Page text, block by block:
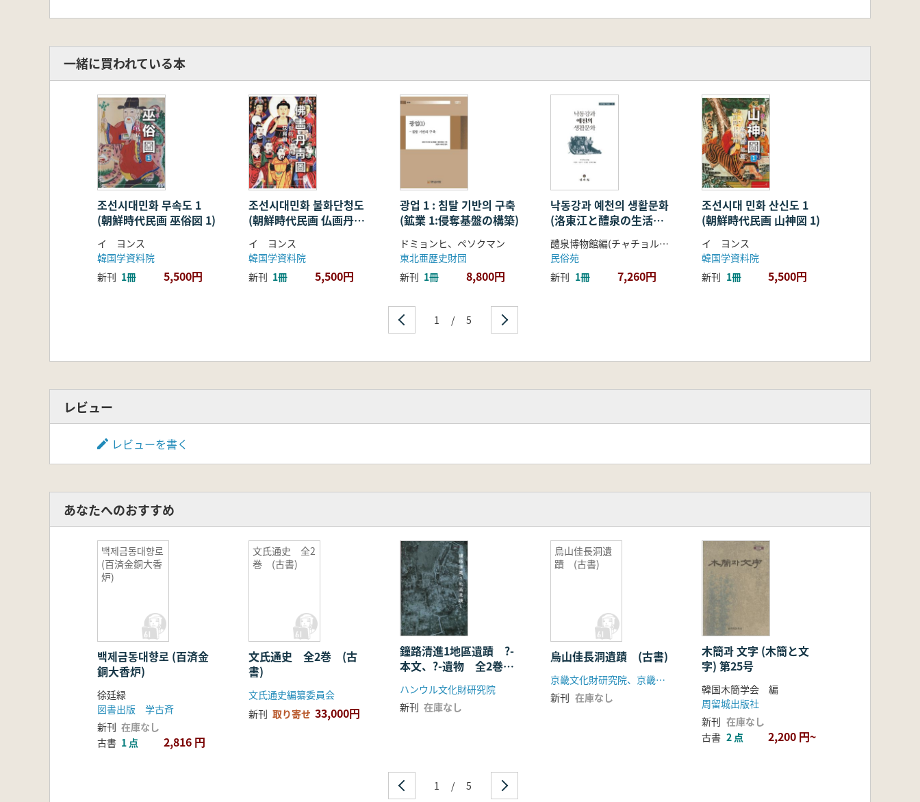
서 발표된 논고들로 제2부를 구성하였다. 문헌사, 고고학, 미술사의 관점에서 태봉 연구의 현황, 성과와 과제를 전망한 논고들과 태봉과 향토사 관련
철원군의 활동을 정리한 글로 제3부를 꾸몄다.
一緒に買われている本
조선시대민화 무속도 1
(朝鮮時代民画 巫俗図 1)
イ ヨンス
韓国学資料院
新刊 1冊 5,500円
조선시대민화 불화단청도
(朝鮮時代民画 仏画丹青
イ ヨンス
韓国学資料院
新刊 1冊 5,500円
광업 1 : 침탈 기반의 구축
(鉱業 1:侵奪基盤の構築)
ドミョンヒ、ペソクマン
東北亜歴史財団
新刊 1冊 8,800円
낙동강과 예천의 생활문화
(洛東江と醴泉の生活文
化)
醴泉博物館編(チャチョルオク他著)
民俗苑
新刊 1冊 7,260円
조선시대 민화 산신도 1
(朝鮮時代民画 山神図 1)
イ ヨンス
韓国学資料院
新刊 1冊 5,500円
1 / 5
レビュー
レビューを書く
あなたへのおすすめ
백제금동대향로
(百済金銅大香
炉)
백제금동대향로 (百済金
銅大香炉)
徐廷緑
図書出版 学古斉
新刊 在庫なし
古書 1 点 2,816 円
文氏通史 全2
巻 (古書)
文氏通史 全2巻 (古
書)
文氏通史編纂委員会
新刊 取り寄せ 33,000円
鐘路清進1地區遺蹟 ?-
本文、?-遺物 全2巻
(古書)
ハンウル文化財研究院
新刊 在庫なし
烏山佳長洞遺
蹟 (古書)
烏山佳長洞遺蹟 (古書)
京畿文化財研究院、京畿都市公社
新刊 在庫なし
木簡과 文字 (木簡と文
字) 第25号
韓国木簡学会 編
周留城出版社
新刊 在庫なし
古書 2 点 2,200 円~
1 / 5